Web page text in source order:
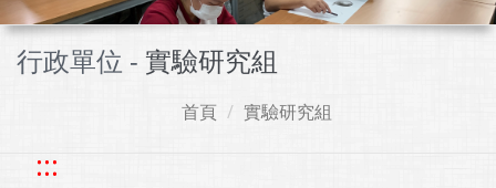
行政單位 - 實驗研究組
首頁 實驗研究組
:::